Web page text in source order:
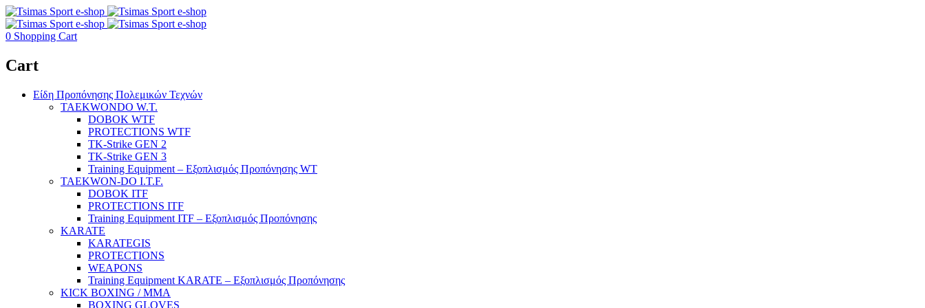
0 Shopping Cart
Cart
Είδη Προπόνησης Πολεμικών Τεχνών
TAEKWONDO W.T.
DOBOK WTF
PROTECTIONS WTF
TK-Strike GEN 2
TK-Strike GEN 3
Training Equipment – Εξοπλισμός Προπόνησης WT
TAEKWON-DO I.T.F.
DOBOK ITF
PROTECTIONS ITF
Training Equipment ITF – Εξοπλισμός Προπόνησης
KARATE
KARATEGIS
PROTECTIONS
WEAPONS
Training Equipment KARATE – Εξοπλισμός Προπόνησης
KICK BOXING / MMA
BOXING GLOVES